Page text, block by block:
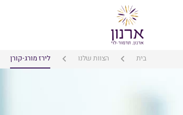
בית הצוות שלנו לירז מורג-קורן